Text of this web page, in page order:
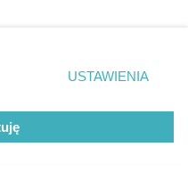
może być powielany i
ustawień prywatności
rogu strony
wymagają zgody
się takiemu
miały zastosowanie tylko
USTAWIENIA